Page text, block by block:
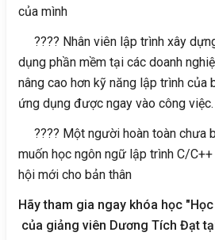
của mình
???? Nhân viên lập trình xây
dụng phần mềm tại các doanh
nâng cao hơn kỹ năng lập trình của
ứng dụng được ngay vào công việc.
???? Một người hoàn toàn chưa
muốn học ngôn ngữ lập trình C/
hội mới cho bản thân
Hãy tham gia ngay khóa học
của giảng viên Dương Tích Đạt